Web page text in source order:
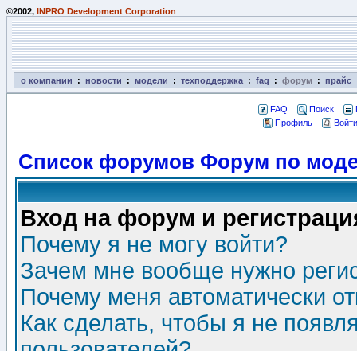
©2002, INPRO Development Corporation
о компании : новости : модели : техподдержка : faq : форум : прайс
FAQ Поиск
Профиль
Список форумов Форум по
Вход на форум и
Почему я не могу войти?
Зачем мне вообще нужно
Почему меня автоматически
Как сделать, чтобы я не